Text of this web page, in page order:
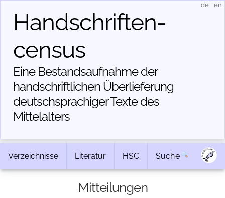
Handschriften­
census
Eine Bestandsaufnahme der
handschriftlichen Über­lieferung
deutschsprachiger Texte des
Mittelalters
de en
Verzeichnisse Literatur HSC Suche
Mitteilungen